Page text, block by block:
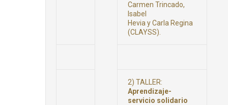
Carmen Trincado,
Isabel
Hevia y Carla Regina
(CLAYSS).
2) TALLER:
Aprendizaje-
servicio solidario